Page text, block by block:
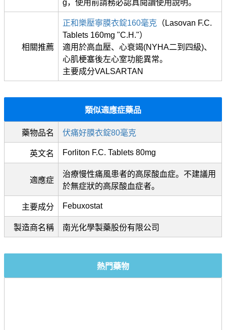
g，使用前請務必認真閱讀使用說明。
相關推薦
正和樂壓寧膜衣錠160毫克 （Lasovan F.C.
Tablets 160mg "C.H."）
適用於高血壓、心衰竭(NYHA二到四級)、
心肌梗塞後左心室功能異常。
主要成分VALSARTAN
類似適應症藥品
藥物品名 伏痛好膜衣錠80毫克
英文名 Forliton F.C. Tablets 80mg
適應症
治療慢性痛風患者的高尿酸血症。不建議用
於無症狀的高尿酸血症者。
主要成分 Febuxostat
製造商名稱 南光化學製藥股份有限公司
熱門藥物